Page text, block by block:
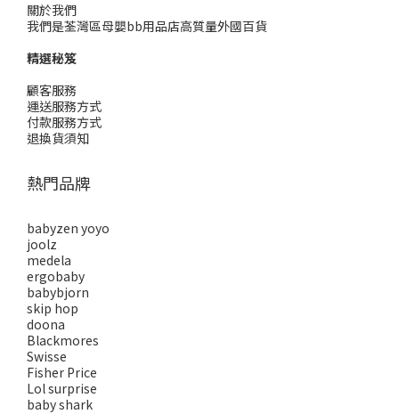
關於我們
我們是荃灣區母嬰bb用品店高質量外國百貨
精選秘笈
顧客服務
運送服務方式
付款服務方式
退換貨須知
熱門品牌
babyzen yoyo
joolz
medela
ergobaby
babybjorn
skip hop
doona
Blackmores
Swisse
Fisher Price
Lol surprise
baby shark